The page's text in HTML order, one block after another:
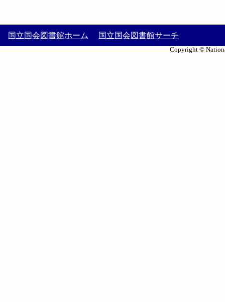
国立国会図書館ホーム 国立国会図書館サーチ
Copyright ©